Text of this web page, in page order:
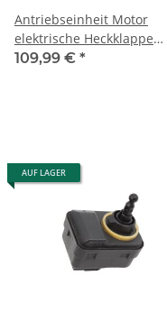
Antriebseinheit Motor
elektrische Heckklappe
rechts 3C9827384F VW
109,99 € *
AUF LAGER